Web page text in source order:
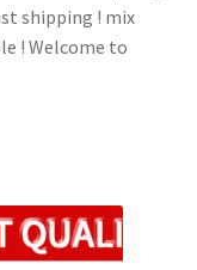
shipping ! mix
! Welcome to